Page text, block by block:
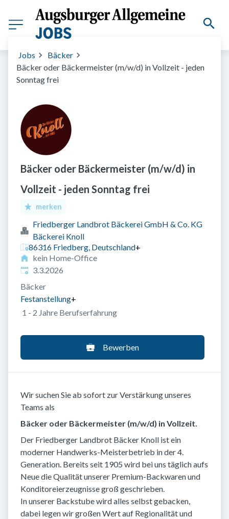
Jobs
Bäcker
Bäcker oder Bäckermeister (m/w/d) in Vollzeit - jeden
Sonntag frei
Bäcker oder Bäckermeister (m/w/d) in
Vollzeit - jeden Sonntag frei
merken
Friedberger Landbrot Bäckerei GmbH & Co. KG
Bäckerei Knoll
86316 Friedberg, Deutschland+
kein Home-Office
Veröffentlicht
3.3.2026
Bäcker
Festanstellung+
1 - 2 Jahre Berufserfahrung
Bewerben
Wir suchen Sie ab sofort zur Verstärkung unseres
Teams als
Bäcker oder Bäckermeister (m/w/d) in Vollzeit.
Der Friedberger Landbrot Bäcker Knoll ist ein
moderner Handwerks-Meisterbetrieb in der 4.
Generation. Bereits seit 1905 wird bei uns täglich aufs
Neue die Qualität unserer Premium-Backwaren und
Konditoreierzeugnisse groß geschrieben.
In unserer Backstube wird alles selbst gebacken,
dabei legen wir großen Wert auf Regionalität und